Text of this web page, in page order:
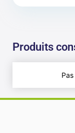
Produits